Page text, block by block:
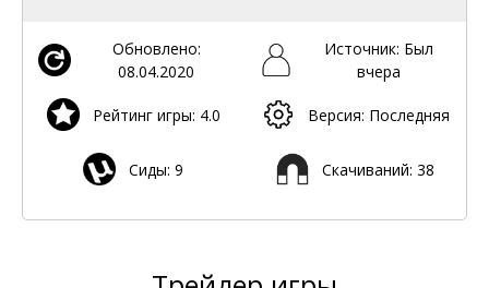
Обновлено:
08.04.2020
Источник: Был
вчера
Рейтинг игры: 4.0 Версия: Последняя
Сиды: 9 Скачиваний: 38